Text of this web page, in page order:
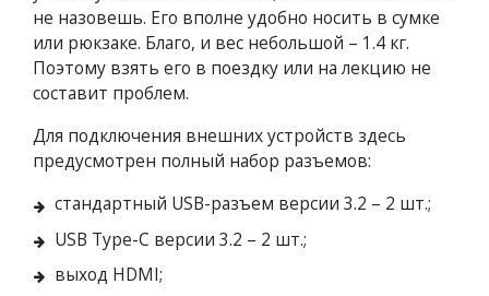
не назовешь. Его вполне удобно носить в сумке
или рюкзаке. Благо, и вес небольшой – 1.4 кг.
Поэтому взять его в поездку или на лекцию не
составит проблем.
Для подключения внешних устройств здесь
предусмотрен полный набор разъемов:
стандартный USB-разъем версии 3.2 – 2 шт.;
USB Type-С версии 3.2 – 2 шт.;
выход HDMI;